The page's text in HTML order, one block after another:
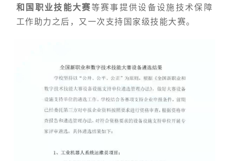
和国职业技能大赛等赛事提供设备设施技术保障
工作助力之后，又一次支持国家级技能大赛。